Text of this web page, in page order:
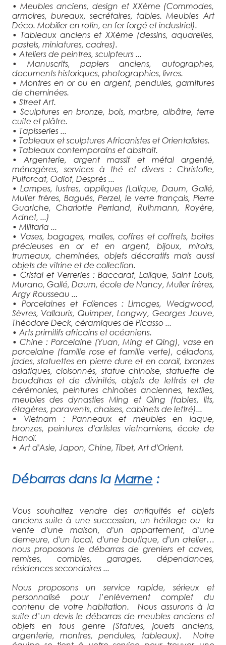
• Meubles anciens, design et XXème (Commodes,
armoires, bureaux, secrétaires, tables. Meubles Art
Déco. Mobilier en rotin, en fer forgé et industriel).
• Tableaux anciens et XXème (dessins, aquarelles,
pastels, miniatures, cadres).
• Ateliers de peintres, sculpteurs ...
• Manuscrits, papiers anciens, autographes,
documents historiques, photographies, livres.
• Montres en or ou en argent, pendules, garnitures
de cheminées.
• Street Art.
• Sculptures en bronze, bois, marbre, albâtre, terre
cuite et plâtre.
• Tapisseries ...
• Tableaux et sculptures Africanistes et Orientalistes.
• Tableaux contemporains et abstrait.
• Argenterie, argent massif et métal argenté,
ménagères, services à thé et divers : Christofle,
Puiforcat, Odiot, Desprès ...
• Lampes, lustres, appliques (Lalique, Daum, Gallé,
Muller frères, Bagués, Perzel, le verre français, Pierre
Guariche, Charlotte Perriand, Rulhmann, Royère,
Adnet, ...)
• Militaria ...
• Vases, bagages, malles, coffres et coffrets, boites
précieuses en or et en argent, bijoux, miroirs,
trumeaux, cheminées, objets décoratifs mais aussi
objets de vitrine et de collection.
• Cristal et Verreries : Baccarat, Lalique, Saint Louis,
Murano, Gallé, Daum, école de Nancy, Muller frères,
Argy Rousseau ...
• Porcelaines et Faïences : Limoges, Wedgwood,
Sèvres, Vallauris, Quimper, Longwy, Georges Jouve,
Théodore Deck, céramiques de Picasso ...
• Arts primitifs africains et océaniens.
• Chine : Porcelaine (Yuan, Ming et Qing), vase en
porcelaine (famille rose et famille verte), céladons,
jades, statuettes en pierre dure et en corail, bronzes
asiatiques, cloisonnés, statue chinoise, statuette de
bouddhas et de divinités, objets de lettrés et de
cérémonies, peintures chinoises anciennes, textiles,
meubles des dynasties Ming et Qing (tables, lits,
étagères, paravents, chaises, cabinets de lettré)...
• Vietnam : Panneaux et meubles en laque,
bronzes, peintures d'artistes vietnamiens, école de
Hanoï.
• Art d'Asie, Japon, Chine, Tibet, Art d'Orient.
Débarras dans la Marne :
Vous souhaitez vendre des antiquités et objets
anciens suite à une succession, un héritage ou la
vente d'une maison, d'un appartement, d'une
demeure, d'un local, d'une boutique, d'un atelier…
nous proposons le débarras de greniers et caves,
remises, combles, garages, dépendances,
résidences secondaires ...
Nous proposons un service rapide, sérieux et
personnalisé pour l’enlèvement complet du
contenu de votre habitation. Nous assurons à la
suite d’un devis le débarras de meubles anciens et
objets en tous genre (Statues, jouets anciens,
argenterie, montres, pendules, tableaux). Notre